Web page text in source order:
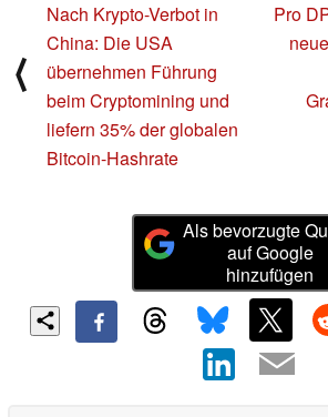
⟨
Nach Krypto-Verbot in
China: Die USA
übernehmen Führung
beim Cryptomining und
liefern 35% der globalen
Bitcoin-Hashrate
Pro
Als bevorzugte
auf Google
hinzufügen